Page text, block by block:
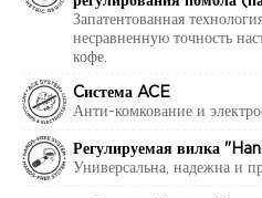
Запатентованная
несравненную точность
кофе.
Cистема ACE
Анти-комкование и
Регулируемая вилка
Универсальна, надежна и